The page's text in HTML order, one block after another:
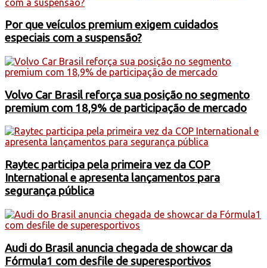
Por que veículos premium exigem cuidados
especiais com a suspensão?
Volvo Car Brasil reforça sua posição no segmento
premium com 18,9% de participação de mercado
Raytec participa pela primeira vez da COP
International e apresenta lançamentos para
segurança pública
Audi do Brasil anuncia chegada de showcar da
Fórmula1 com desfile de superesportivos